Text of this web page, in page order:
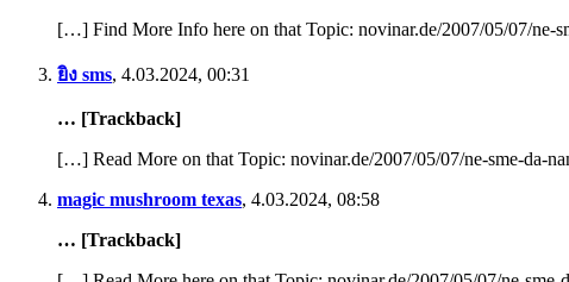
[…] Find More Info here on that Topic: novinar.de/2007/05/07/ne-
ยิง sms, 4.03.2024, 00:31
… [Trackback]
[…] Read More on that Topic: novinar.de/2007/05/07/ne-sme-da-
magic mushroom texas, 4.03.2024, 08:58
… [Trackback]